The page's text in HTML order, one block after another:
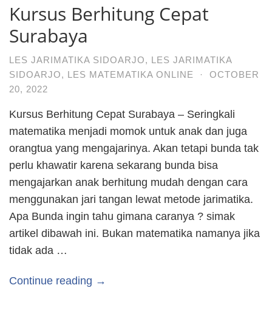
Kursus Berhitung Cepat
Surabaya
LES JARIMATIKA SIDOARJO, LES JARIMATIKA
SIDOARJO, LES MATEMATIKA ONLINE ·
OCTOBER
20, 2022
Kursus Berhitung Cepat Surabaya – Seringkali
matematika menjadi momok untuk anak dan juga
orangtua yang mengajarinya. Akan tetapi bunda tak
perlu khawatir karena sekarang bunda bisa
mengajarkan anak berhitung mudah dengan cara
menggunakan jari tangan lewat metode jarimatika.
Apa Bunda ingin tahu gimana caranya ? simak
artikel dibawah ini. Bukan matematika namanya jika
tidak ada …
Continue reading →